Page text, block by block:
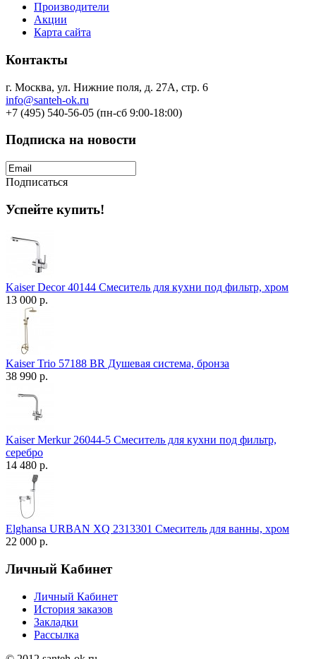
Производители
Акции
Карта сайта
Контакты
г. Москва, ул. Нижние поля, д. 27А, стр. 6
info@santeh-ok.ru
+7 (495) 540-56-05 (пн-сб 9:00-18:00)
Подписка на новости
Подписаться
Успейте купить!
Kaiser Decor 40144 Смеситель для кухни под фильтр, хром
13 000 р.
Kaiser Trio 57188 BR Душевая система, бронза
38 990 р.
Kaiser Merkur 26044-5 Смеситель для кухни под фильтр,
серебро
14 480 р.
Elghansa URBAN XQ 2313301 Смеситель для ванны, хром
22 000 р.
Личный Кабинет
Личный Кабинет
История заказов
Закладки
Рассылка